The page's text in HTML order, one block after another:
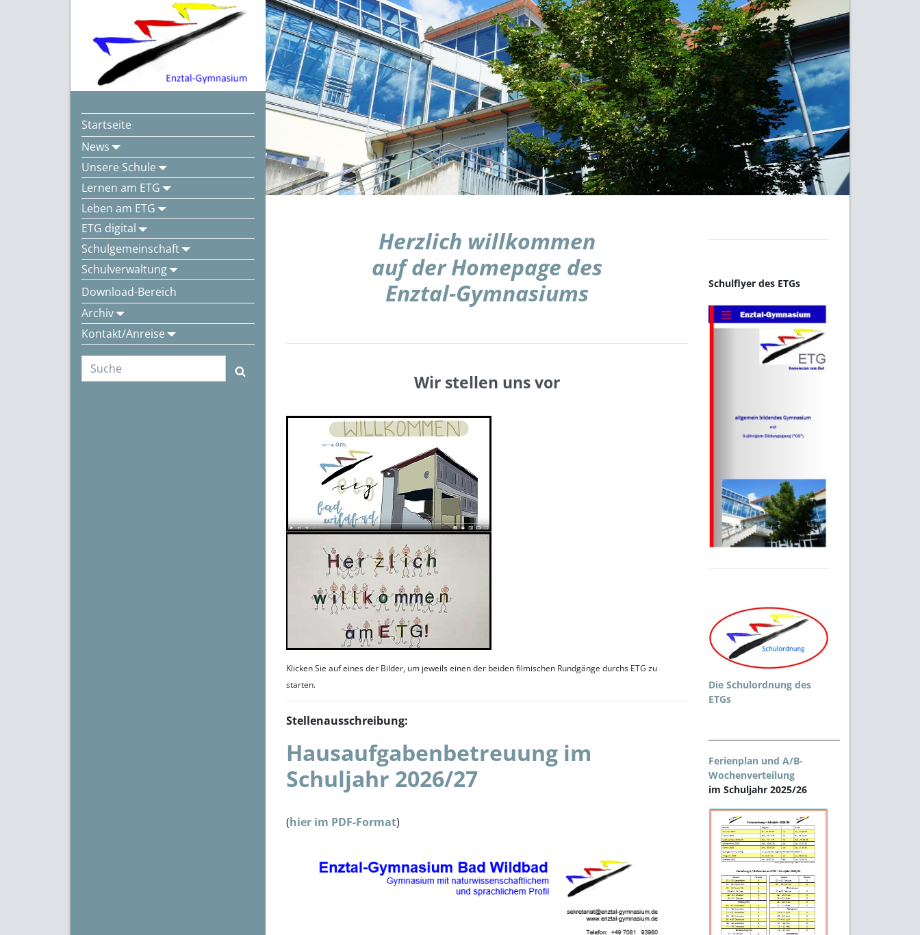
Startseite
News
Unsere Schule
Lernen am ETG
Leben am ETG
ETG digital
Schulgemeinschaft
Schulverwaltung
Download-Bereich
Archiv
Kontakt/Anreise
Herzlich willkommen
auf der Homepage des
Enztal-Gymnasiums
Wir stellen uns vor
Klicken Sie auf eines der Bilder, um jeweils einen der beiden filmischen Rundgänge durchs ETG zu
starten.
Stellenausschreibung:
Hausaufgabenbetreuung im
Schuljahr 2026/27
(hier im PDF-Format)
Schulflyer des ETGs
Die Schulordnung des
ETGs
Ferienplan und A/B-
Wochenverteilung
im Schuljahr 2025/26